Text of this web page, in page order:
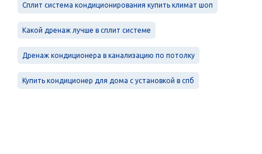
Сплит система кондиционирования купить климат шоп
Какой дренаж лучше в сплит системе
Дренаж кондиционера в канализацию по потолку
Купить кондиционер для дома с установкой в спб